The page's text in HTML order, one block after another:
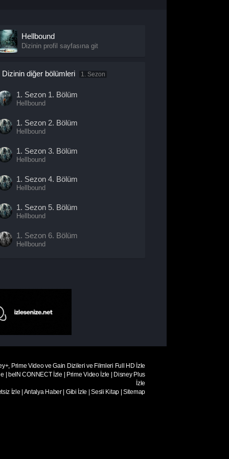
Hellbound
Dizinin profil sayfasına git
Dizinin diğer bölümleri 1. Sezon
1. Sezon 1. Bölüm
Hellbound
1. Sezon 2. Bölüm
Hellbound
1. Sezon 3. Bölüm
Hellbound
1. Sezon 4. Bölüm
Hellbound
1. Sezon 5. Bölüm
Hellbound
1. Sezon 6. Bölüm
Hellbound
Prime Video ve Gain Dizileri ve Filmleri Full HD İzle
beIN CONNECT İzle Prime Video İzle
Disney Plus
İzle
İzle Antalya Haber| Gibi İzle |Sesli Kitap|Sitemap